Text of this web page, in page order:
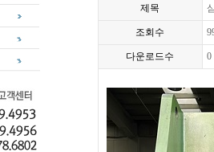
제목
조회수
다운로드수 0